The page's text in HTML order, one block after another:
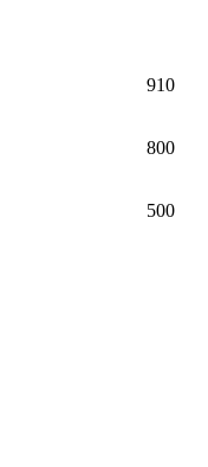
910
800
500